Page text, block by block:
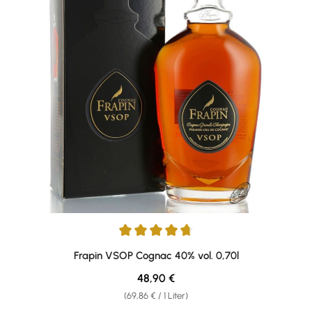
Durchschnittliche Bewertung von 4.82 von 5 Sternen
Frapin VSOP Cognac 40% vol. 0,70l
(69,86 € / 1 Liter)
Regulärer Preis:
48,90 €